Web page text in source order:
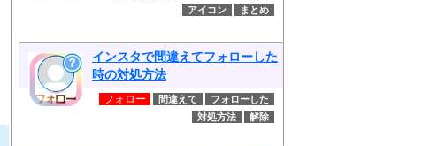
アイコン
まとめ
インスタで間違えてフォローした
時の対処方法
フォロー 間違えて
フォローした
対処方法
解除